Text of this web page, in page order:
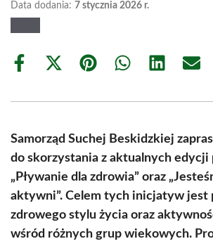
Data dodania: 7 stycznia 2026 r.
Share
Share
(Twitter)
Share Share Share Share
Samorząd Suchej Beskidzkiej
do skorzystania z aktualnych edycji
„Pływanie dla zdrowia” oraz
aktywni”. Celem tych inicjatyw jest
zdrowego stylu życia oraz
wśród różnych grup wiekowych.